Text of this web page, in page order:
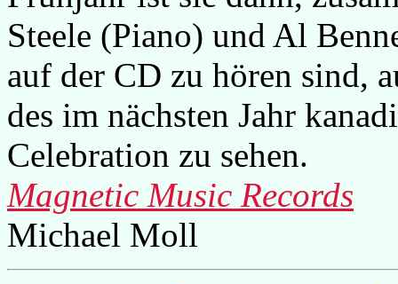
Steele (Piano) und Al
auf der CD zu hören sind,
des im nächsten Jahr
Celebration zu sehen.
Magnetic Music Records
Michael Moll